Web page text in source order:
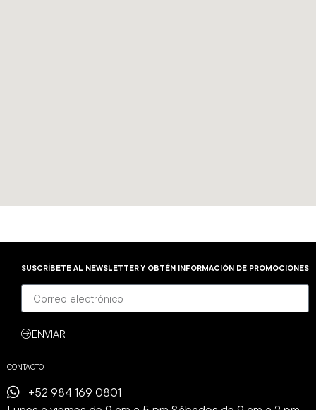
SUSCRÍBETE AL NEWSLETTER Y OBTÉN INFORMACIÓN DE PROMOCIONES
ENVIAR
CONTACTO
+52 984 169 0801